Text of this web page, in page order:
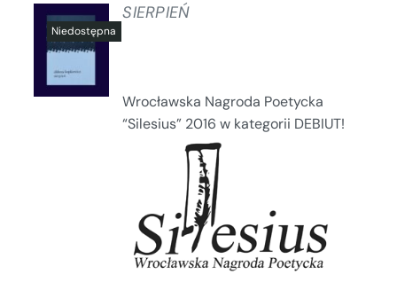
SZCZEGÓŁY
SIERPIEŃ
Wrocławska Nagroda Poetycka
“Silesius” 2016 w kategorii DEBIUT!